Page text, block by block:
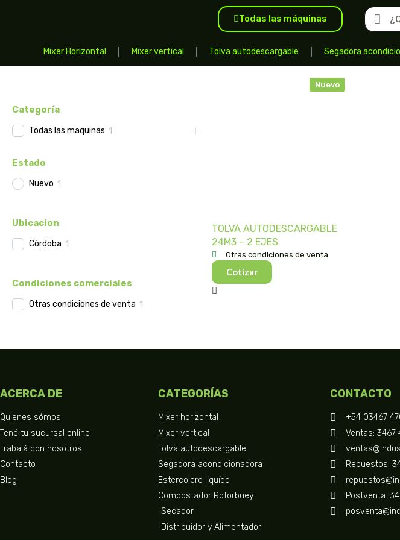
Todas las máquinas
Mixer Horizontal Mixer vertical Tolva autodescargable Segadora
Categoría
Todas las maquinas 1
Estado
Nuevo 1
Ubicacion
Córdoba 1
Condiciones comerciales
Otras condiciones de venta 1
Nuevo
TOLVA AUTODESCARGABLE
24M3 – 2 EJES
Otras condiciones de venta
Cotizar
ACERCA DE
Quienes sómos
Tené tu sucursal online
Trabajá con nosotros
Contacto
Blog
CATEGORÍAS
Mixer horizontal
Mixer vertical
Tolva autodescargable
Segadora acondicionadora
Estercolero liquído
Compostador Rotorbuey
Secador
Distribuidor y Alimentador
CONTACTO
+54 03467
Ventas: 3467
Repuestos:
Postventa: